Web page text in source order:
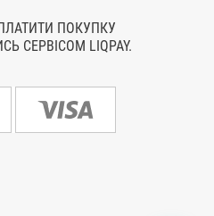
ПОКУПКУ
СЕРВІСОМ LIQPAY.